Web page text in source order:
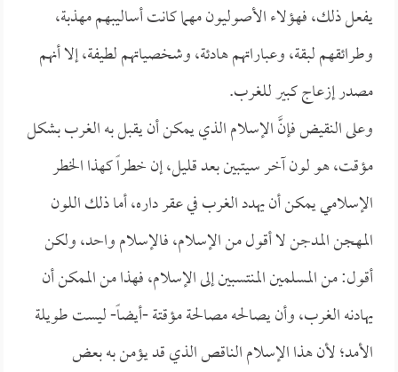
يفعل ذلك، فهؤلاء الأصوليون مهما كانت أساليبهم مهذبة،
وطرائقهم لبقة، وعباراتهم هادئة، وشخصياتهم لطيفة، إلا أنهم
مصدر إزعاج كبير للغرب.
وعلى النقيض فإنَّ الإسلام الذي يمكن أن يقبل به الغرب بشكل
مؤقت، هو لون آخر سيتبين بعد قليل، إن خطراً كهذا الخطر
الإسلامي يمكن أن يهدد الغرب في عقر داره، أما ذلك اللون
المهجن المدجن لا أقول من الإسلام، فالإسلام واحد، ولكن
أقول: من المسلمين المنتسبين إلى الإسلام، فهذا من الممكن أن
يهادنه الغرب، وأن يصالحه مصالحة مؤقتة -أيضاً- ليست طويلة
الأمد؛ لأن هذا الإسلام الناقص الذي قد يؤمن به بعض